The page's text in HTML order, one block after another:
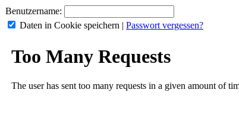
Benutzername:
Daten in Cookie speichern | Passwort vergessen?